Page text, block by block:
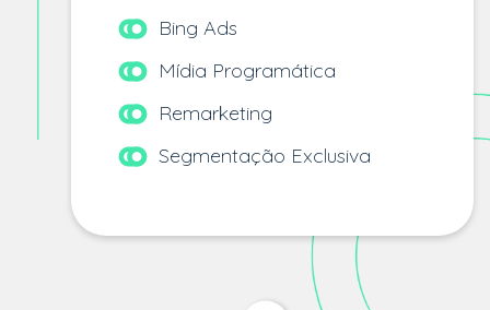
Bing Ads
Mídia Programática
Remarketing
Segmentação Exclusiva